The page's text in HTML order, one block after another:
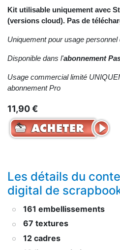
Kit utilisable uniquement avec
(versions cloud). Pas de
Uniquement pour usage personnel
Disponible dans l'abonnement
Usage commercial limité
abonnement Pro
11,90 €
Les détails du
digital de
161 embellissements
67 textures
12 cadres